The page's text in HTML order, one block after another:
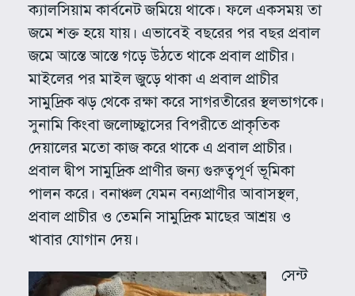
ক্যালসিয়াম কার্বনেট জমিয়ে থাকে। ফলে একসময় তা
জমে শক্ত হয়ে যায়। এভাবেই বছরের পর বছর প্রবাল
জমে আস্তে আস্তে গড়ে উঠতে থাকে প্রবাল প্রাচীর।
মাইলের পর মাইল জুড়ে থাকা এ প্রবাল প্রাচীর
সামুদ্রিক ঝড় থেকে রক্ষা করে সাগরতীরের স্থলভাগকে।
সুনামি কিংবা জলোচ্ছ্বাসের বিপরীতে প্রাকৃতিক
দেয়ালের মতো কাজ করে থাকে এ প্রবাল প্রাচীর।
প্রবাল দ্বীপ সামুদ্রিক প্রাণীর জন্য গুরুত্বপূর্ণ ভূমিকা
পালন করে। বনাঞ্চল যেমন বন্যপ্রাণীর আবাসস্থল,
প্রবাল প্রাচীর ও তেমনি সামুদ্রিক মাছের আশ্রয় ও
খাবার যোগান দেয়।
সেন্ট